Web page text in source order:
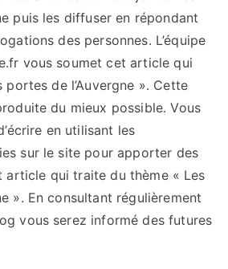
puis les diffuser en répondant
des personnes. L’équipe
vous soumet cet article qui
portes de l’Auvergne ». Cette
du mieux possible. Vous
en utilisant les
sur le site pour apporter des
article qui traite du thème « Les
». En consultant régulièrement
vous serez informé des futures